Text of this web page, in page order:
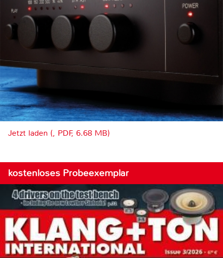
Jetzt laden (, PDF, 6.68 MB)
kostenloses Probeexemplar